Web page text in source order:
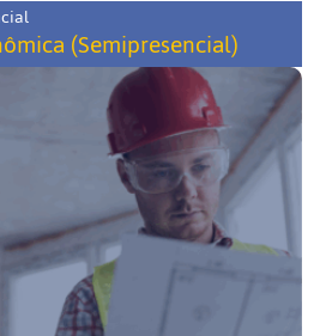
(Semipresencial)